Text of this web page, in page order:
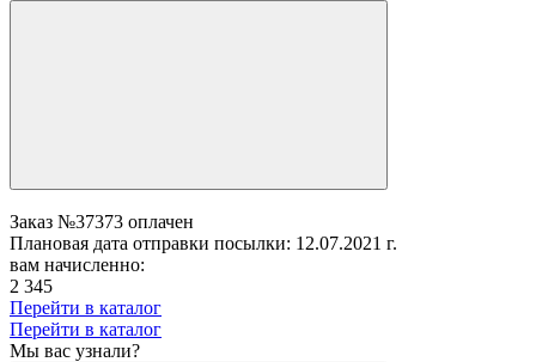
Заказ №37373 оплачен
Плановая дата отправки посылки: 12.07.2021 г.
вам начисленно:
2 345
Перейти в каталог
Перейти в каталог
Мы вас узнали?